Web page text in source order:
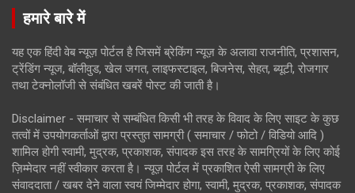
हमारे बारे में
यह एक हिंदी वेब न्यूज़ पोर्टल है जिसमें ब्रेकिंग न्यूज़ के अलावा राजनीति, प्रशासन,
ट्रेंडिंग न्यूज, बॉलीवुड, खेल जगत, लाइफस्टाइल, बिजनेस, सेहत, ब्यूटी, रोजगार
तथा टेक्नोलॉजी से संबंधित खबरें पोस्ट की जाती है।
Disclaimer - समाचार से सम्बंधित किसी भी तरह के विवाद के लिए साइट के कुछ
तत्वों में उपयोगकर्ताओं द्वारा प्रस्तुत सामग्री ( समाचार / फोटो / विडियो आदि )
शामिल होगी स्वामी, मुद्रक, प्रकाशक, संपादक इस तरह के सामग्रियों के लिए कोई
ज़िम्मेदार नहीं स्वीकार करता है। न्यूज़ पोर्टल में प्रकाशित ऐसी सामग्री के लिए
संवाददाता / खबर देने वाला स्वयं जिम्मेदार होगा, स्वामी, मुद्रक, प्रकाशक, संपादक